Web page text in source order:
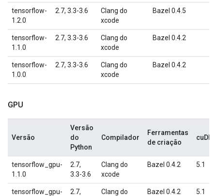
tensorflow-
1.2.0
2.7, 3.3-3.6
Clang do
xcode
Bazel 0.4.5
tensorflow-
1.1.0
2.7, 3.3-3.6
Clang do
xcode
Bazel 0.4.2
tensorflow-
1.0.0
2.7, 3.3-3.6
Clang do
xcode
Bazel 0.4.2
GPU
Versão
Versão
do
Python
Compilador
Ferramentas
de criação
tensorflow_gpu-
1.1.0
2.7,
3.3-3.6
Clang do
xcode
Bazel 0.4.2 5.1
tensorflow_gpu-
2.7,
Clang do
Bazel 0.4.2 5.1